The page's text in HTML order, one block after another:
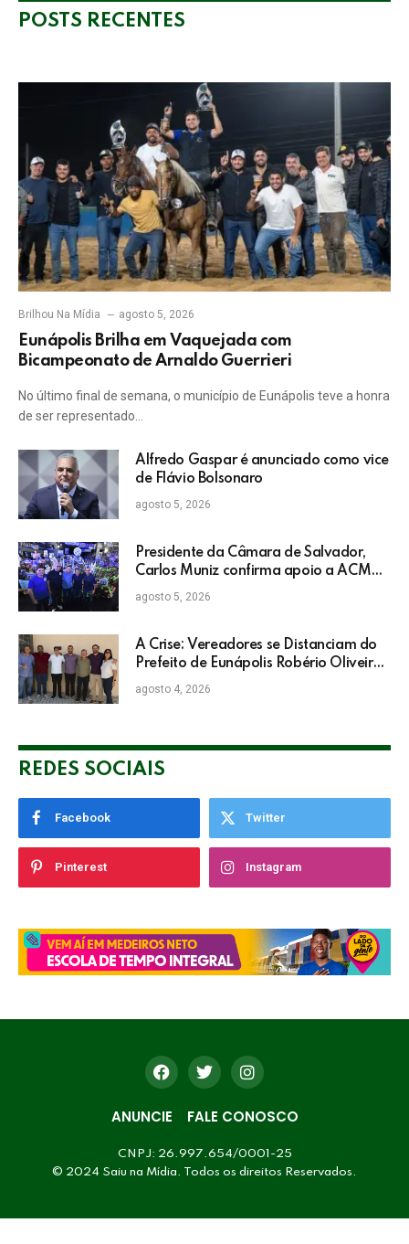
POSTS RECENTES
Brilhou Na Mídia agosto 5, 2026
Eunápolis Brilha em Vaquejada com
Bicampeonato de Arnaldo Guerrieri
No último final de semana, o município de Eunápolis teve a honra
de ser representado…
Alfredo Gaspar é anunciado como vice
de Flávio Bolsonaro
agosto 5, 2026
Presidente da Câmara de Salvador,
Carlos Muniz confirma apoio a ACM
Neto: “Irei lutar voto a voto na sua
campanha”
agosto 5, 2026
A Crise: Vereadores se Distanciam do
Prefeito de Eunápolis Robério Oliveira
nas Eleições
agosto 4, 2026
REDES SOCIAIS
Facebook Twitter
Pinterest Instagram
ANUNCIE FALE CONOSCO
CNPJ: 26.997.654/0001-25
© 2024 Saiu na Mídia. Todos os direitos Reservados.